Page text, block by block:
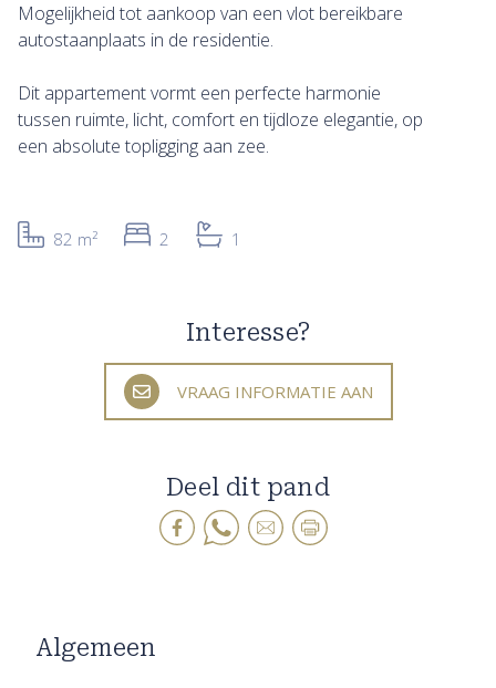
Mogelijkheid tot aankoop van een vlot bereikbare
autostaanplaats in de residentie.
Dit appartement vormt een perfecte harmonie
tussen ruimte, licht, comfort en tijdloze elegantie, op
een absolute topligging aan zee.
82 m² 2 1
Interesse?
VRAAG INFORMATIE AAN
Deel dit pand
Algemeen